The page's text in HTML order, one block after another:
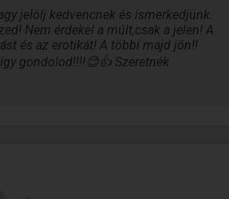
jelölj kedvencnek és ismerkedjünk.
Nem érdekel a múlt,csak a jelen! A
és az erotikát! A többi majd jön!!
gondolod!!!!😊👍 Szeretnék